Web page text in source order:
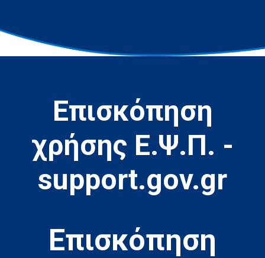
Επισκόπηση
χρήσης Ε.Ψ.Π. -
support.gov.gr
Eπισκόπηση